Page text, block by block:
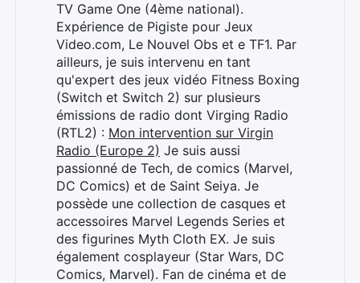
TV Game One (4ème national).
Expérience de Pigiste pour Jeux
Video.com, Le Nouvel Obs et e TF1. Par
ailleurs, je suis intervenu en tant
qu'expert des jeux vidéo Fitness Boxing
(Switch et Switch 2) sur plusieurs
émissions de radio dont Virging Radio
(RTL2) : Mon intervention sur Virgin
Radio (Europe 2) Je suis aussi
passionné de Tech, de comics (Marvel,
DC Comics) et de Saint Seiya. Je
possède une collection de casques et
accessoires Marvel Legends Series et
des figurines Myth Cloth EX. Je suis
également cosplayeur (Star Wars, DC
Comics, Marvel). Fan de cinéma et de